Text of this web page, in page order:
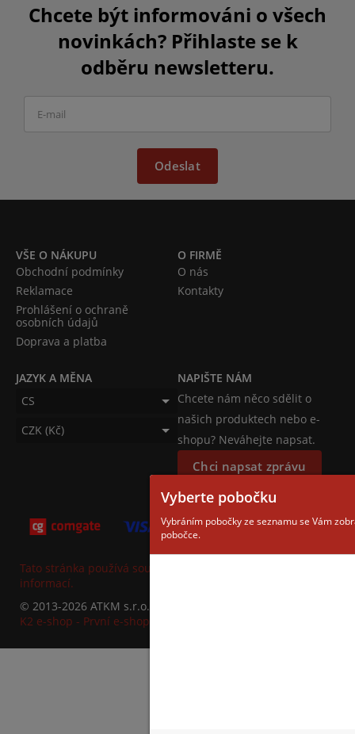
Chcete být informováni o všech
novinkách? Přihlaste se k
odběru newsletteru.
Odeslat
VŠE O NÁKUPU
Obchodní podmínky
Reklamace
Prohlášení o ochraně
osobních údajů
Doprava a platba
O FIRMĚ
O nás
Kontakty
JAZYK A MĚNA
CS
CZK (Kč)
NAPIŠTE NÁM
Chcete nám něco sdělit o
našich produktech nebo e-
shopu? Neváhejte napsat.
Chci napsat zprávu
Tato stránka používá soubory cookies. Klikněte pro více
informací.
© 2013-2026 ATKM s.r.o.
K2 e-shop - První e-shop, který uřídí celou vaši firmu.
Vyberte pobočku
Vybráním pobočky ze seznamu se Vám
pobočce.